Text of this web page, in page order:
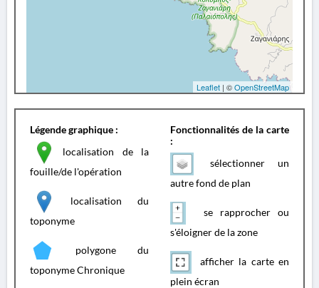
Leaflet | ©OpenStreetMap
Légende graphique :
localisation de la
fouille/de l'opération
localisation du
toponyme
polygone du
toponyme Chronique
Fonctionnalités de la carte
:
sélectionner un
autre fond de plan
se rapprocher ou
s'éloigner de la zone
afficher la carte en
plein écran